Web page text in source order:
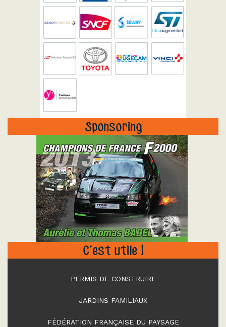
Sponsoring
"
C’est utile !
PERMIS DE CONSTRUIRE
JARDINS FAMILIAUX
FÉDÉRATION FRANÇAISE DU PAYSAGE